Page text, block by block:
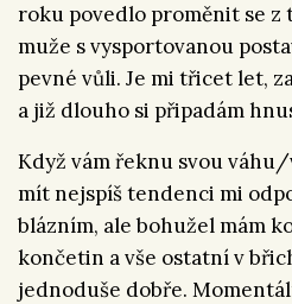
roku povedlo proměnit se z
muže s vysportovanou
pevné vůli. Je mi třicet let,
a již dlouho si připadám
Když vám řeknu svou
mít nejspíš tendenci mi
blázním, ale bohužel mám
končetin a vše ostatní v
jednoduše dobře.